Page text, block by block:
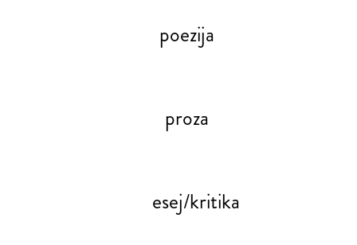
poezija
proza
esej/kritika